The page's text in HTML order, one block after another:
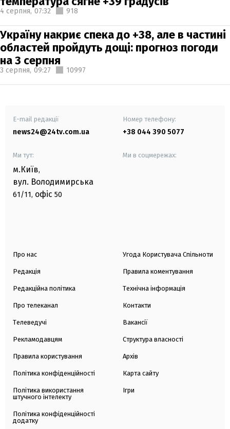
4 серпня, 07:32 918
Україну накриє спека до +38, але в частині
областей пройдуть дощі: прогноз погоди
на 3 серпня
3 серпня, 09:27 10997
E-mail редакції
news24@24tv.com.ua
Номер телефону:
+38 044 390 5077
Ми тут:
м.Київ,
вул. Володимирська
61/11, офіс 50
Ми в соцмережах:
Про нас
Редакція
Редакційна політика
Про телеканал
Телеведучі
Рекламодавцям
Правила користування
Політика конфіденційності
Політика використання
штучного інтелекту
Політика конфіденційності
додатку
Угода Користувача Спільноти
Правила коментування
Технічна інформація
Контакти
Вакансії
Структура власності
Архів
Карта сайту
Ігри